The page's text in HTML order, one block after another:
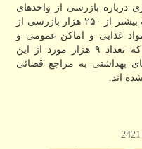
بازرسی از واحدهای
صنفی، اضافه کرد: طی ۱۰ روز گذشته بیشتر از ۲۵۰ هزار بازرسی از
غذایی و اماکن عمومی و
کارگاهی در سطح کشور انجام شده که تعداد ۹ هزار مورد از این
بهداشتی به مراجع قضائی
2421